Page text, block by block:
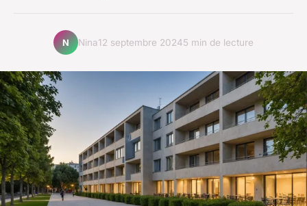
N Nina12 septembre 20245 min de lecture